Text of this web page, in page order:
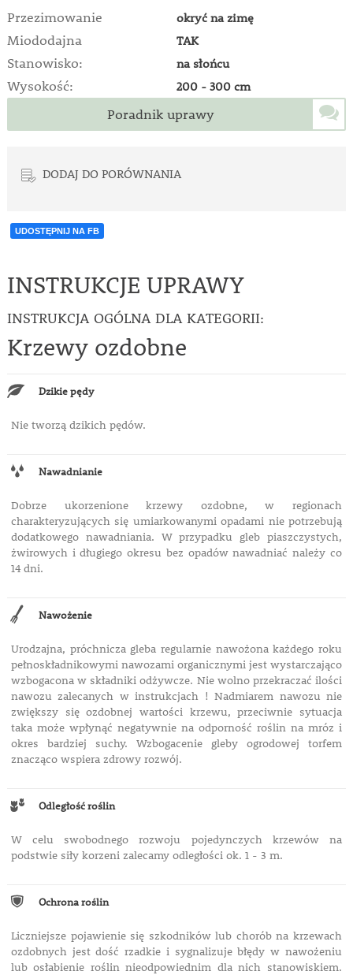
Przezimowanie okryć na zimę
Miododajna TAK
Stanowisko: na słońcu
Wysokość: 200 - 300 cm
Poradnik uprawy
DODAJ DO PORÓWNANIA
UDOSTĘPNIJ NA FB
INSTRUKCJE UPRAWY
INSTRUKCJA OGÓLNA DLA KATEGORII:
Krzewy ozdobne
Dzikie pędy
Nie tworzą dzikich pędów.
Nawadnianie
Dobrze ukorzenione krzewy ozdobne, w regionach
charakteryzujących się umiarkowanymi opadami nie potrzebują
dodatkowego nawadniania. W przypadku gleb piaszczystych,
żwirowych i długiego okresu bez opadów nawadniać należy co
14 dni.
Nawożenie
Urodzajna, próchnicza gleba regularnie nawożona każdego roku
pełnoskładnikowymi nawozami organicznymi jest wystarczająco
wzbogacona w składniki odżywcze. Nie wolno przekraczać ilości
nawozu zalecanych w instrukcjach ! Nadmiarem nawozu nie
zwiększy się ozdobnej wartości krzewu, przeciwnie sytuacja
taka może wpłynąć negatywnie na odporność roślin na mróz i
okres bardziej suchy. Wzbogacenie gleby ogrodowej torfem
znacząco wspiera zdrowy rozwój.
Odległość roślin
W celu swobodnego rozwoju pojedynczych krzewów na
podstwie siły korzeni zalecamy odległości ok. 1 - 3 m.
Ochrona roślin
Liczniejsze pojawienie się szkodników lub chorób na krzewach
ozdobnych jest dość rzadkie i sygnalizuje błędy w nawożeniu
lub osłabienie roślin nieodpowiednim dla nich stanowiskiem.